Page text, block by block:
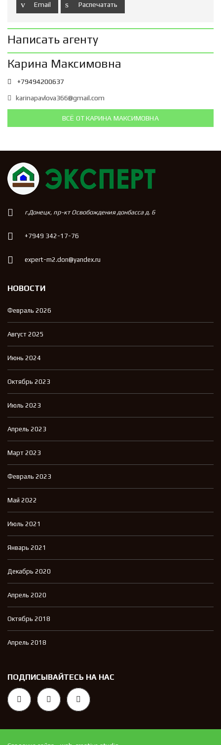
Email Распечатать
Написать агенту
Карина Максимовна
+79494200637
karinapavlova366@gmail.com
ВСЁ ОТ КАРИНА МАКСИМОВНА
г.Донецк, пр-кт Освобождения донбасса д. 6
+7949 342-17-76
expert-m2.don@yandex.ru
НОВОСТИ
Февраль 2026
Август 2025
Июнь 2024
Октябрь 2023
Июль 2023
Апрель 2023
Март 2023
Февраль 2023
Май 2022
Июль 2021
Январь 2021
Декабрь 2020
Апрель 2020
Октябрь 2018
Апрель 2018
ПОДПИСЫВАЙТЕСЬ НА НАС